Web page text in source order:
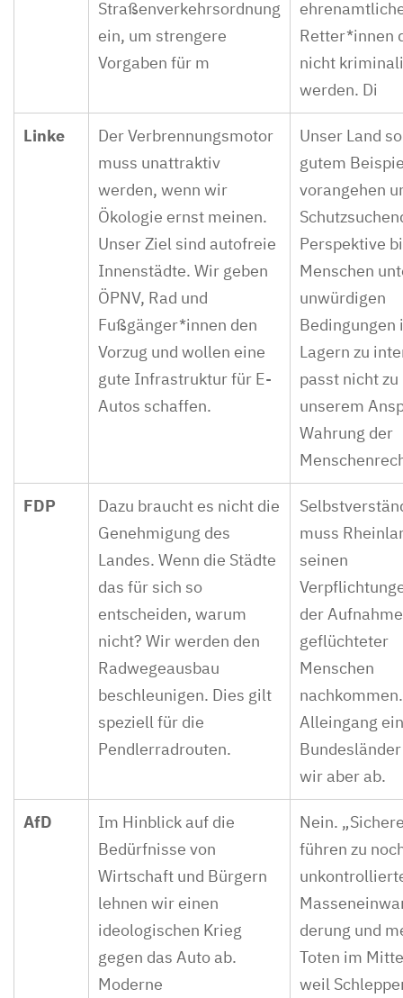
Straßenverkehrsordnung
ein, um strengere
Vorgaben für m
Retter*innen
nicht
werden. Di
Linke
Der Verbrennungsmotor
muss unattraktiv
werden, wenn wir
Ökologie ernst meinen.
Unser Ziel sind autofreie
Innenstädte. Wir geben
ÖPNV, Rad und
Fußgänger*innen den
Vorzug und wollen eine
gute Infrastruktur für E-
Autos schaffen.
Unser Land
gutem
vorangehen
Perspektive
Menschen
unwürdigen
Bedingungen
Lagern zu
passt nicht zu
unserem
Wahrung der
FDP
Dazu braucht es nicht die
Genehmigung des
Landes. Wenn die Städte
das für sich so
entscheiden, warum
nicht? Wir werden den
Radwegeausbau
beschleunigen. Dies gilt
speziell für die
Pendlerradrouten.
muss
seinen
der Aufnahme
geflüchteter
Menschen
Alleingang
wir aber ab.
AfD
Im Hinblick auf die
Bedürfnisse von
Wirtschaft und Bürgern
lehnen wir einen
ideologischen Krieg
gegen das Auto ab.
Moderne
Nein.
führen zu
derung und
Toten im
weil